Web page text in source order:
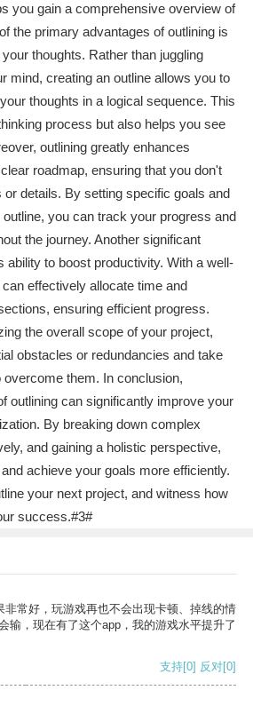
you gain a comprehensive overview of
the primary advantages of outlining is
thoughts. Rather than juggling
mind, creating an outline allows you to
thoughts in a logical sequence. This
process but also helps you see
outlining greatly enhances
roadmap, ensuring that you don't
details. By setting specific goals and
you can track your progress and
the journey. Another significant
ability to boost productivity. With a well-
effectively allocate time and
ensuring efficient progress.
the overall scope of your project,
obstacles or redundancies and take
them. In conclusion,
outlining can significantly improve your
By breaking down complex
and gaining a holistic perspective,
achieve your goals more efficiently.
your next project, and witness how
success.#3#
非常好，玩游戏再也不会出现卡顿、掉线的情
输，现在有了这个app，我的游戏水平提升了
支持[0] 反对[0]